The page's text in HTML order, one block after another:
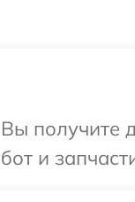
получите
и